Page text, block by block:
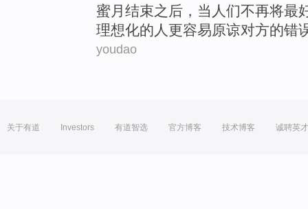
蜜月 结束之后 ， 当 人们不再将最
理想化的 人 更容易原谅对方的错
youdao
关于有道 Investors 有道智选 官方博客 技术博客 诚聘英才